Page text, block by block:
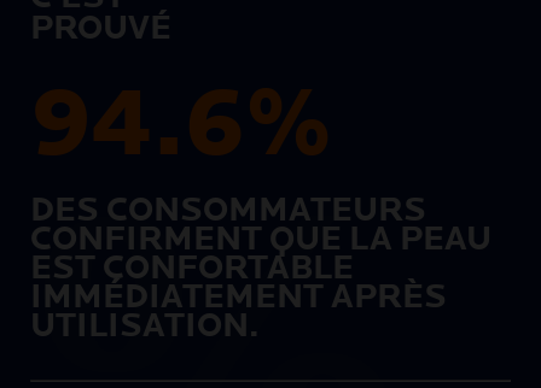
PROUVÉ
94.6%
DES CONSOMMATEURS
CONFIRMENT QUE LA PEAU
EST CONFORTABLE
IMMÉDIATEMENT APRÈS
UTILISATION.